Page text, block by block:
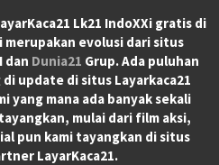
Lk21 IndoXXigratis di
evolusi dari situs
dan Dunia21 Grup. Ada puluhan
update di situs Layarkaca21
yang mana ada banyak sekali
mulai dari film aksi,
pun kami tayangkan di situs
LayarKaca21.